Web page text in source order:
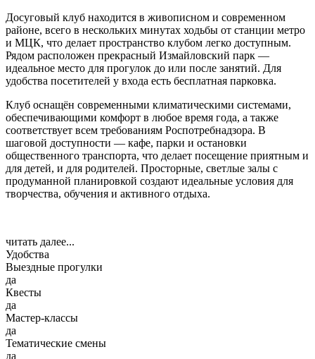
Досуговый клуб находится в живописном и современном
районе, всего в нескольких минутах ходьбы от станции метро
и МЦК, что делает пространство клубом легко доступным.
Рядом расположен прекрасный Измайловский парк —
идеальное место для прогулок до или после занятий. Для
удобства посетителей у входа есть бесплатная парковка.
Клуб оснащён современными климатическими системами,
обеспечивающими комфорт в любое время года, а также
соответствует всем требованиям Роспотребнадзора. В
шаговой доступности — кафе, парки и остановки
общественного транспорта, что делает посещение приятным и
для детей, и для родителей. Просторные, светлые залы с
продуманной планировкой создают идеальные условия для
творчества, обучения и активного отдыха.
читать далее...
Удобства
Выездные прогулки
да
Квесты
да
Мастер-классы
да
Тематические смены
да